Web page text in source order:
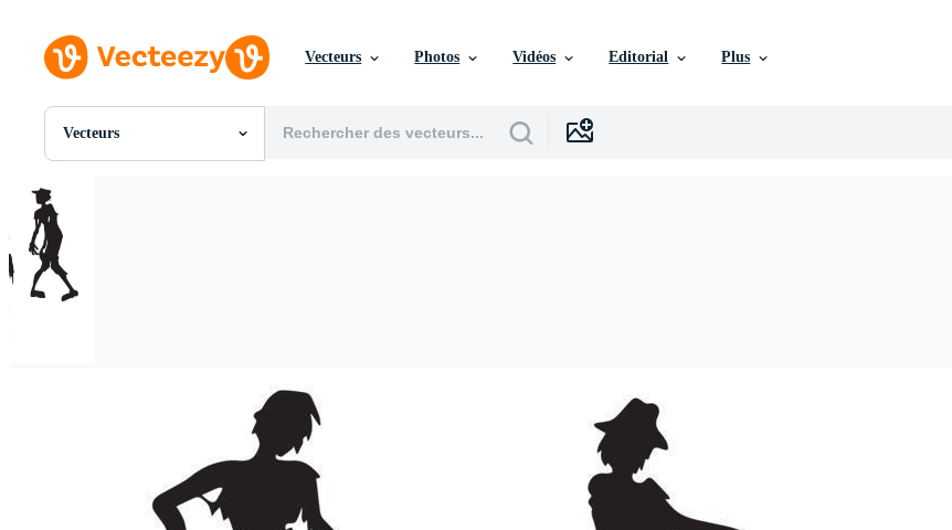
Vecteurs Photos Vidéos Editorial Plus
Vecteurs
Toutes Images